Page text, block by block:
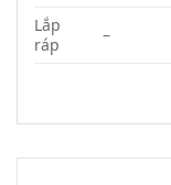
Lắp
ráp
–